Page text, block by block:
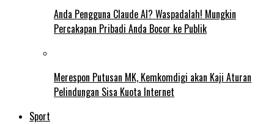
Anda Pengguna Claude AI? Waspadalah! Mungkin
Percakapan Pribadi Anda Bocor ke Publik
Merespon Putusan MK, Kemkomdigi akan Kaji Aturan
Pelindungan Sisa Kuota Internet
Sport